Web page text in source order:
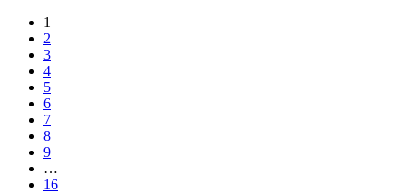
1
2
3
4
5
6
7
8
9
…
16